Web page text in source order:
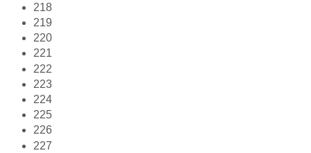
218
219
220
221
222
223
224
225
226
227